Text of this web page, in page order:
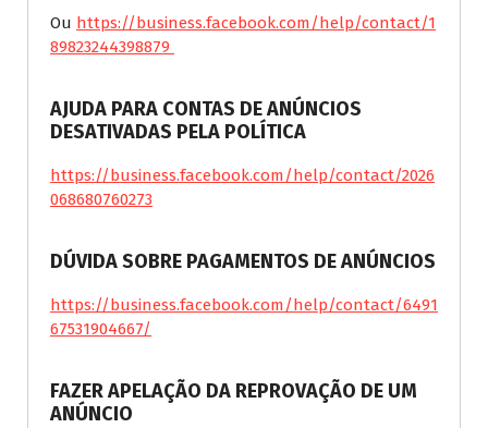
Ou https://business.facebook.com/help/contact/1
89823244398879
AJUDA PARA CONTAS DE ANÚNCIOS
DESATIVADAS PELA POLÍTICA
https://business.facebook.com/help/contact/2026
068680760273
DÚVIDA SOBRE PAGAMENTOS DE ANÚNCIOS
https://business.facebook.com/help/contact/6491
67531904667/
FAZER APELAÇÃO DA REPROVAÇÃO DE UM
ANÚNCIO